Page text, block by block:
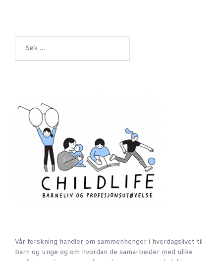
etter:
Vår forskning handler om sammenhenger i hverdagslivet til
barn og unge og om hvordan de samarbeider med ulike